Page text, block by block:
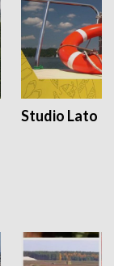
Studio Lato